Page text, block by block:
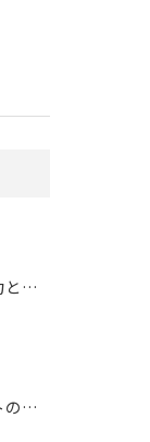
『根性、忍耐、努力という言葉は死語なのか』
経営コンサルタントのモーちゃん・毛利京申です。